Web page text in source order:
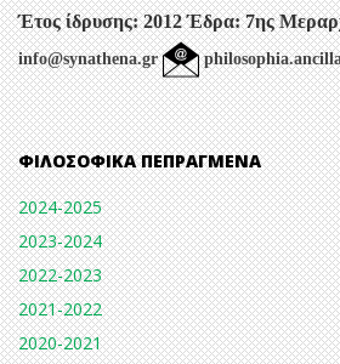
Έτος ίδρυσης: 2012 Έδρα: 7ης
info@synathena.gr
ΦΙΛΟΣΟΦΙΚΆ ΠΕΠΡΑΓΜΈΝΑ
2024-2025
2023-2024
2022-2023
2021-2022
2020-2021